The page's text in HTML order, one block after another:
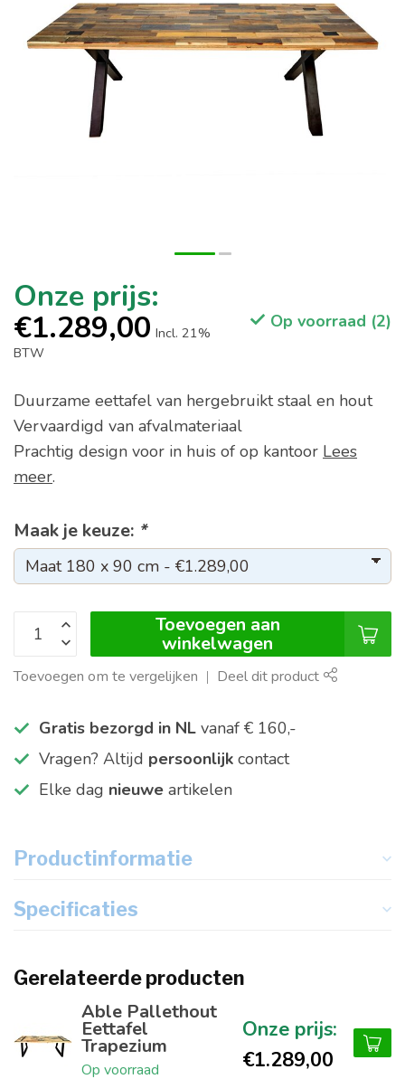
€1.289,00 Incl. 21%
BTW
Op voorraad (2)
Duurzame eettafel van hergebruikt staal en hout
Vervaardigd van afvalmateriaal
Prachtig design voor in huis of op kantoor Lees
meer.
Maak je keuze: *
Toevoegen aan
winkelwagen
Toevoegen om te vergelijken Deel dit product
Gratis bezorgd in NL vanaf € 160,-
Vragen? Altijd persoonlijk contact
Elke dag nieuwe artikelen
Productinformatie
Specificaties
Gerelateerde producten
Able Pallethout
Eettafel
Trapezium
Op voorraad €1.289,00